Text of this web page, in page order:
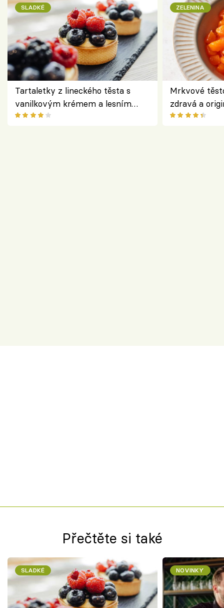
SLADKÉ
Tartaletky z lineckého těsta s
vanilkovým krémem a lesním
ovocem podle Bread Society
ZELENINA
Mrkvové
zdravá a
klasiky
Přečtěte si také
SLADKÉ NOVINKY